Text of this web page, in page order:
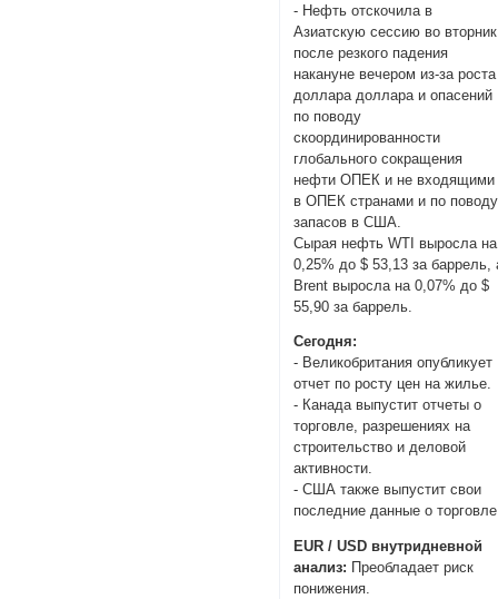
- Нефть отскочила в
Азиатскую сессию во вторник
после резкого падения
накануне вечером из-за роста
доллара доллара и опасений
по поводу
скоординированности
глобального сокращения
нефти ОПЕК и не входящими
в ОПЕК странами и по поводу
запасов в США.
Сырая нефть WTI выросла на
0,25% до $ 53,13 за баррель,
Brent выросла на 0,07% до $
55,90 за баррель.
Сегодня:
- Великобритания опубликует
отчет по росту цен на жилье.
- Канада выпустит отчеты о
торговле, разрешениях на
строительство и деловой
активности.
- США также выпустит свои
последние данные о
EUR / USD внутридневной
анализ: Преобладает риск
понижения.